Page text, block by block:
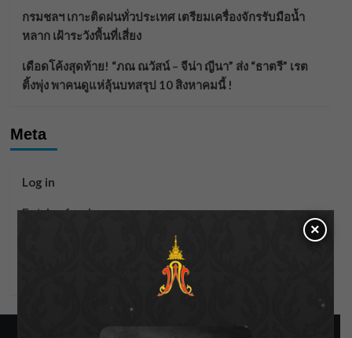
กรมชลฯ เกาะติดฝนทั่วประเทศ เตรียมเครื่องจักรรับมือน้ำ
หลาก เฝ้าระวังพื้นที่เสี่ยง
เดือดโค้งสุดท้าย! “ภณ ณวัสน์ – จีน่า ญีนา” ส่ง “ธาตรี” เรต
ติ้งพุ่ง พาคนดูแห่ลุ้นบทสรุป 10 สิงหาคมนี้ !
Meta
Log in
Entries feed
×